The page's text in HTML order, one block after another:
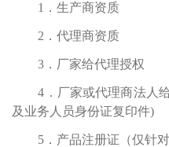
1．生产商资质
2．代理商资质
3．厂家给代理授权
4．厂家或代理商法人
及业务人员身份证复印件)
5．产品注册证（仅针